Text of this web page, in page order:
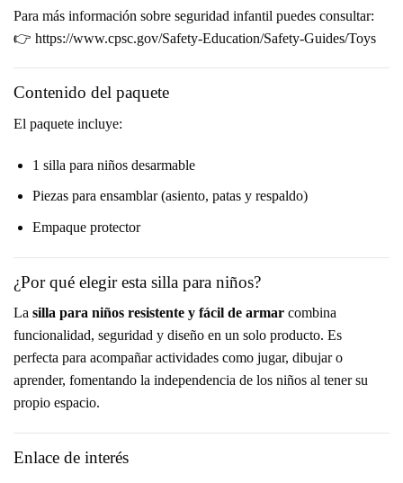
Para más información sobre seguridad infantil puedes consultar:
👉 https://www.cpsc.gov/Safety-Education/Safety-Guides/Toys
Contenido del paquete
El paquete incluye:
1 silla para niños desarmable
Piezas para ensamblar (asiento, patas y respaldo)
Empaque protector
¿Por qué elegir esta silla para niños?
La silla para niños resistente y fácil de armar combina
funcionalidad, seguridad y diseño en un solo producto. Es
perfecta para acompañar actividades como jugar, dibujar o
aprender, fomentando la independencia de los niños al tener su
propio espacio.
Enlace de interés